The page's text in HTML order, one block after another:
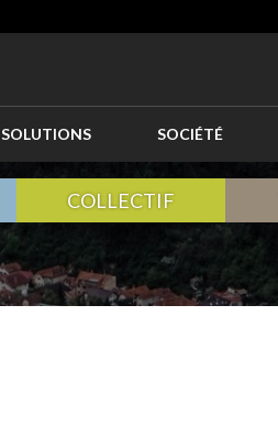
SOLUTIONS SOCIÉTÉ
COLLECTIF